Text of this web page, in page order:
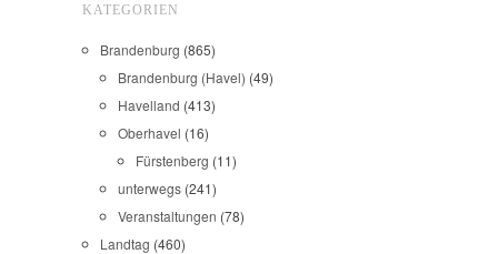
KATEGORIEN
Brandenburg (865)
Brandenburg (Havel) (49)
Havelland (413)
Oberhavel (16)
Fürstenberg (11)
unterwegs (241)
Veranstaltungen (78)
Landtag (460)